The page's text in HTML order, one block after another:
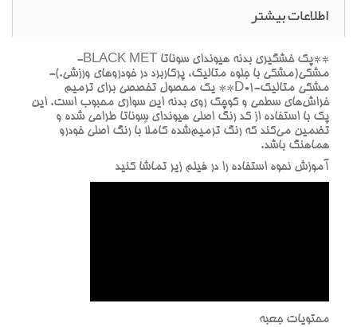
اطلاعات بیشتر
**پک خشگيري بدنه هيونداي سوناتا BLACK MET-
مشکي(مشکي با جلوه متاليک، پرکاربرد در خودروهاي ورزشي.)-
مشکي متاليک-D01** يک محصول تخصصي براي ترميم
خراش‌هاي سطحي و کوچک روي بدنه اين سواري محبوب است. اين
پک با استفاده از کد رنگ اصلي هيونداي سوناتا طراحي شده و
تضمين مي‌کند که رنگ ترميم‌شده کاملاً با رنگ اصلي خودرو
هماهنگ باشد.
آموزش نحوه استفاده را در فيلم زير تماشا کنيد
محتويات جعبه